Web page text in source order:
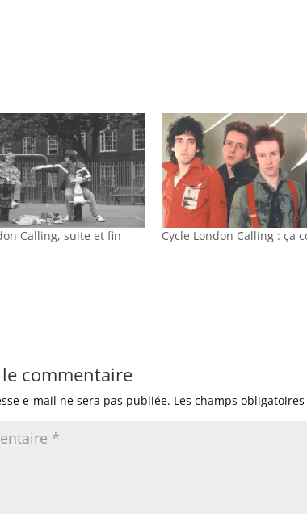
Calling, suite et fin Cycle London Calling : ça
le commentaire
e-mail ne sera pas publiée. Les champs